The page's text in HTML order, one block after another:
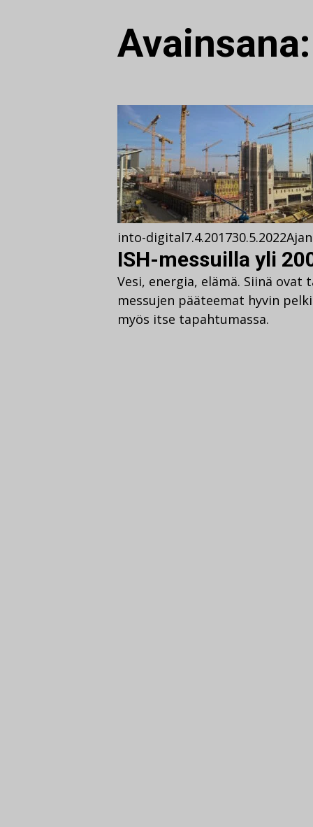
into-digital7.4.201730.5.2022
ISH-messuilla yli
Vesi, energia, elämä. Siinä ovat
messujen pääteemat hyvin
myös itse tapahtumassa.